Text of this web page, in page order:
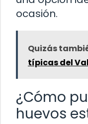
ocasión.
Quizás
típicas del
¿Cómo
huevos